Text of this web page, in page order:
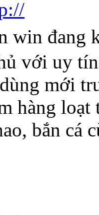
win đang
với uy
mới
hàng
bắn cá